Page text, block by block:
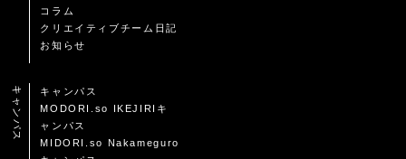
コラム
クリエイティブチーム日記
お知らせ
キャンパス
キャンパス
MODORI.so IKEJIRIキ
ャンパス
MIDORI.so Nakameguro